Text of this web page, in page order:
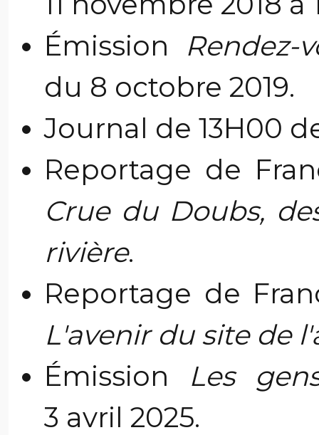
Émission Rendez-
du 8 octobre 2019.
Journal de 13H00
Reportage de
Crue du Doubs,
rivière.
Reportage de
L'avenir du site de
Émission Les
3 avril 2025.